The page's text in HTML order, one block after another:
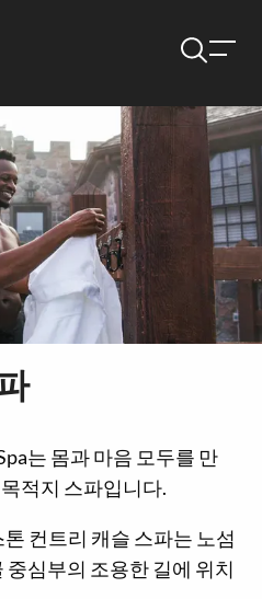
는 몸과 마음 모두를 만
적지 스파입니다.
컨트리 캐슬 스파는 노섬
중심부의 조용한 길에 위치